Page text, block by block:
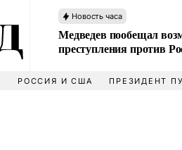
Новость часа
Медведев пообещал
преступления против
РОССИЯ И США ПРЕЗИДЕНТ